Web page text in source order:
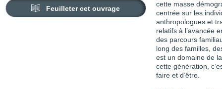
Feuilleter cet ouvrage
cette masse
centrée sur les
anthropologues et
relatifs à l’avancée
des parcours
long des familles,
est un domaine de
cette génération,
faire et d’être.